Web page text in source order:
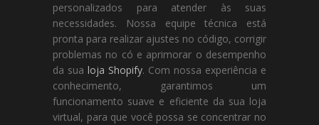
personalizados para atender às suas
necessidades. Nossa equipe técnica está
pronta para realizar ajustes no código, corrigir
problemas no có e aprimorar o desempenho
da sua loja Shopify. Com nossa experiência e
conhecimento, garantimos um
funcionamento suave e eficiente da sua loja
virtual, para que você possa se concentrar no